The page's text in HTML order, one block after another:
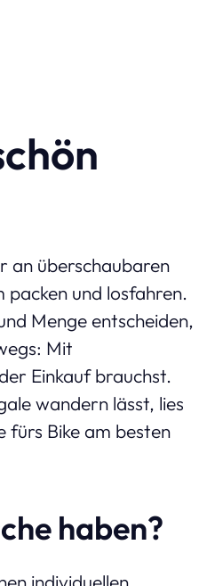
an überschaubaren
und losfahren.
Menge entscheiden,
Mit
Einkauf brauchst.
wandern lässt, lies
fürs Bike am besten
haben?
individuellen